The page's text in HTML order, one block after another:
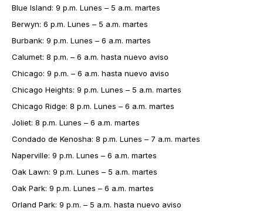
Blue Island: 9 p.m. Lunes – 5 a.m. martes
Berwyn: 6 p.m. Lunes – 5 a.m. martes
Burbank: 9 p.m. Lunes – 6 a.m. martes
Calumet: 8 p.m. – 6 a.m. hasta nuevo aviso
Chicago: 9 p.m. – 6 a.m. hasta nuevo aviso
Chicago Heights: 9 p.m. Lunes – 5 a.m. martes
Chicago Ridge: 8 p.m. Lunes – 6 a.m. martes
Joliet: 8 p.m. Lunes – 6 a.m. martes
Condado de Kenosha: 8 p.m. Lunes – 7 a.m. martes
Naperville: 9 p.m. Lunes – 6 a.m. martes
Oak Lawn: 9 p.m. Lunes – 5 a.m. martes
Oak Park: 9 p.m. Lunes – 6 a.m. martes
Orland Park: 9 p.m. – 5 a.m. hasta nuevo aviso